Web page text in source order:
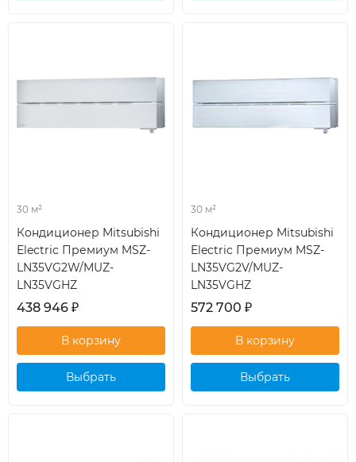
30 м²
Кондиционер Mitsubishi
Electric Премиум MSZ-
LN35VG2W/MUZ-
LN35VGHZ
438 946 ₽
Выбрать
30 м²
Кондиционер Mitsubishi
Electric Премиум MSZ-
LN35VG2V/MUZ-
LN35VGHZ
572 700 ₽
Выбрать